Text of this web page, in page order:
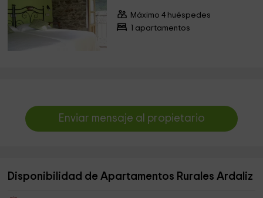
Máximo 4 huéspedes
1 apartamentos
Enviar mensaje al propietario
Disponibilidad de Apartamentos Rurales Ardaliz